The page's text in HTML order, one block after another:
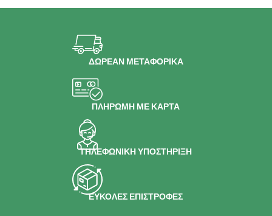
ΔΩΡΕΑΝ ΜΕΤΑΦΟΡΙΚΑ
ΠΛΗΡΩΜΗ ΜΕ ΚΑΡΤΑ
ΤΗΛΕΦΩΝΙΚΗ ΥΠΟΣΤΗΡΙΞΗ
ΕΥΚΟΛΕΣ ΕΠΙΣΤΡΟΦΕΣ